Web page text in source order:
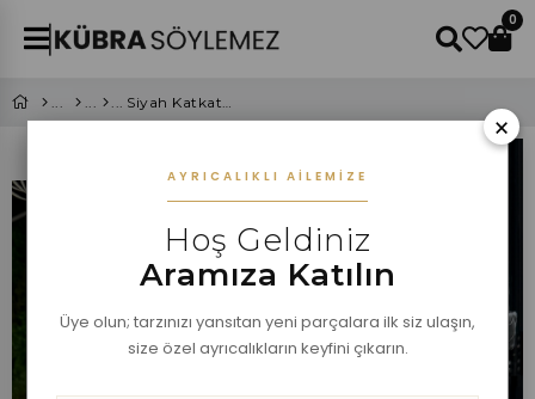
0
Siyah Katkat Volanlı Etek
×
AYRICALIKLI AILEMIZE
Hoş Geldiniz
Aramıza Katılın
Üye olun; tarzınızı yansıtan yeni parçalara ilk siz ulaşın,
size özel ayrıcalıkların keyfini çıkarın.